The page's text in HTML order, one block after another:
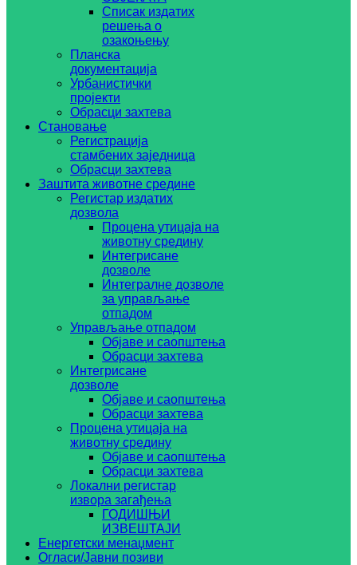
Списак издатих
решења о
озакоњењу
Планска
документација
Урбанистички
пројекти
Обрасци захтева
Становање
Регистрација
стамбених заједница
Обрасци захтева
Заштита животне средине
Регистар издатих
дозвола
Процена утицаја на
животну средину
Интегрисане
дозволе
Интегралне дозволе
за управљање
отпадом
Управљање отпадом
Објаве и саопштења
Обрасци захтева
Интегрисане
дозволе
Објаве и саопштења
Обрасци захтева
Процена утицаја на
животну средину
Објаве и саопштења
Обрасци захтева
Локални регистар
извора загађења
ГОДИШЊИ
ИЗВЕШТАЈИ
Енергетски менаџмент
Огласи/Јавни позиви